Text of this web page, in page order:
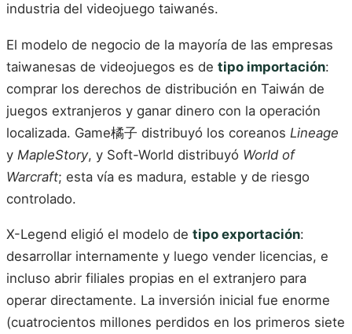
industria del videojuego taiwanés.
El modelo de negocio de la mayoría de las empresas
taiwanesas de videojuegos es de tipo importación:
comprar los derechos de distribución en Taiwán de
juegos extranjeros y ganar dinero con la operación
localizada. Game橘子 distribuyó los coreanos Lineage
y MapleStory, y Soft-World distribuyó World of
Warcraft; esta vía es madura, estable y de riesgo
controlado.
X-Legend eligió el modelo de tipo exportación:
desarrollar internamente y luego vender licencias, e
incluso abrir filiales propias en el extranjero para
operar directamente. La inversión inicial fue enorme
(cuatrocientos millones perdidos en los primeros siete